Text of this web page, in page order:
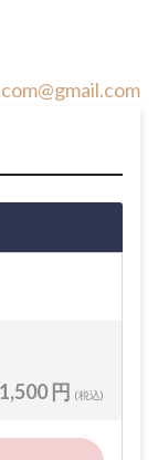
1,500 円 (税込)